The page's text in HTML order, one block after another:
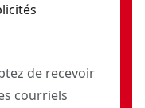
de recevoir
courriels